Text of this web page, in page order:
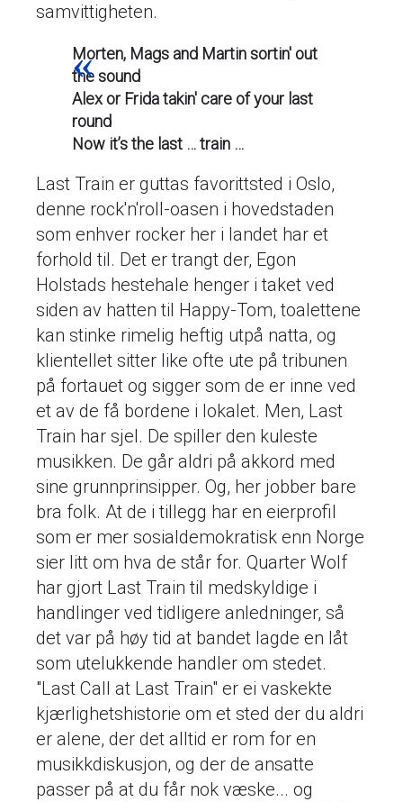
samvittigheten.
Morten, Mags and Martin sortin' out
the sound
Alex or Frida takin' care of your last
round
Now it’s the last … train …
Last Train er guttas favorittsted i Oslo,
denne rock'n'roll-oasen i hovedstaden
som enhver rocker her i landet har et
forhold til. Det er trangt der, Egon
Holstads hestehale henger i taket ved
siden av hatten til Happy-Tom, toalettene
kan stinke rimelig heftig utpå natta, og
klientellet sitter like ofte ute på tribunen
på fortauet og sigger som de er inne ved
et av de få bordene i lokalet. Men, Last
Train har sjel. De spiller den kuleste
musikken. De går aldri på akkord med
sine grunnprinsipper. Og, her jobber bare
bra folk. At de i tillegg har en eierprofil
som er mer sosialdemokratisk enn Norge
sier litt om hva de står for. Quarter Wolf
har gjort Last Train til medskyldige i
handlinger ved tidligere anledninger, så
det var på høy tid at bandet lagde en låt
som utelukkende handler om stedet.
"Last Call at Last Train" er ei vaskekte
kjærlighetshistorie om et sted der du aldri
er alene, der det alltid er rom for en
musikkdiskusjon, og der de ansatte
passer på at du får nok væske... og